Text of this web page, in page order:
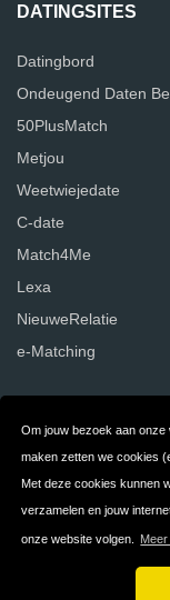
Om jouw bezoek aan
maken zetten we cookies
Met deze cookies kunnen
verzamelen en jouw
onze website volgen.
DATINGSITES
Datingbord
Ondeugend Daten
50PlusMatch
Metjou
Weetwiejedate
C-date
Match4Me
Lexa
NieuweRelatie
e-Matching
Contact
Privacy